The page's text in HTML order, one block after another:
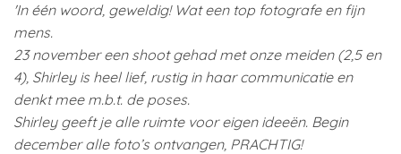
'In één woord, geweldig! Wat een top fotografe en fijn
mens.
23 november een shoot gehad met onze meiden (2,5 en
4), Shirley is heel lief, rustig in haar communicatie en
denkt mee m.b.t. de poses.
Shirley geeft je alle ruimte voor eigen ideeën. Begin
december alle foto’s ontvangen, PRACHTIG!